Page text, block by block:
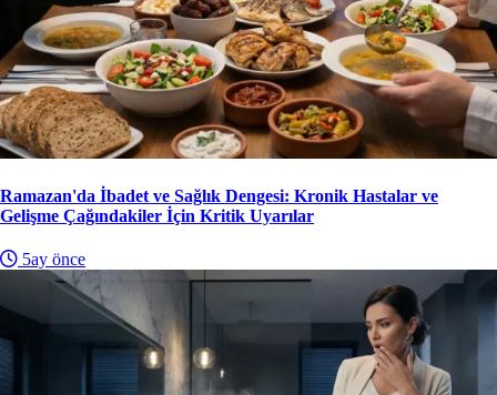
Ramazan'da İbadet ve Sağlık Dengesi: Kronik Hastalar ve
Gelişme Çağındakiler İçin Kritik Uyarılar
5ay önce